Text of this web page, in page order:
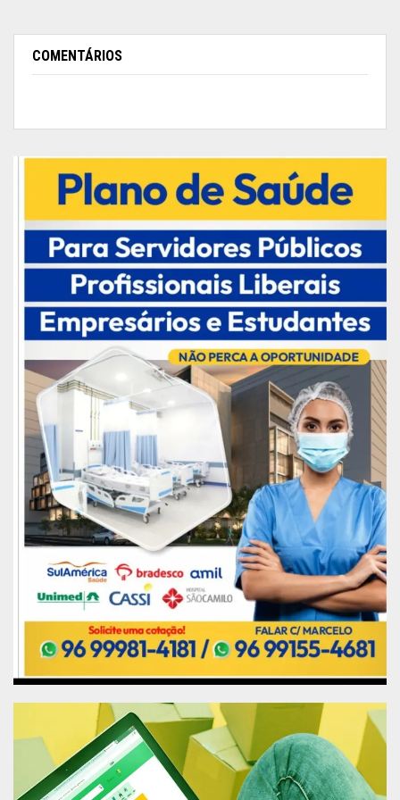
Vídeo
Sem citar número de parlamentares, Hasselmann
disse que a base do governo necessária para
aprovar o texto (308 deputados e 49 senadores)
está “em construção” e que os presidentes da
Câmara, Rodrigo Maia, e do Senado, Davi
Alcolumbre, têm ajudado muito no processo.
COMENTÁRIOS